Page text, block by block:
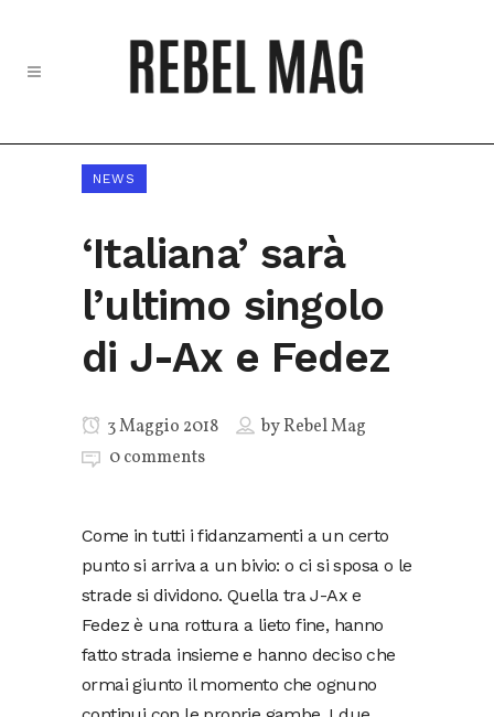
NEWS
‘Italiana’ sarà
l’ultimo singolo
di J-Ax e Fedez
3 Maggio 2018 byRebel Mag
0 comments
Come in tutti i fidanzamenti a un certo
punto si arriva a un bivio: o ci si sposa o le
strade si dividono. Quella tra J-Ax e
Fedez è una rottura a lieto fine, hanno
fatto strada insieme e hanno deciso che
ormai giunto il momento che ognuno